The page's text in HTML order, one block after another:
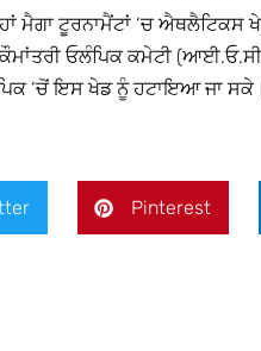
ਟੂਰਨਾਮੈਂਟਾਂ ‘ਚ ਐਥਲੈਟਿਕਸ
ਓਲੰਪਿਕ ਕਮੇਟੀ
‘ਚੋਂ ਇਸ ਖੇਡ ਨੂੰ ਹਟਾਇਆ ਜਾ ਸਕੇ।
Pinterest